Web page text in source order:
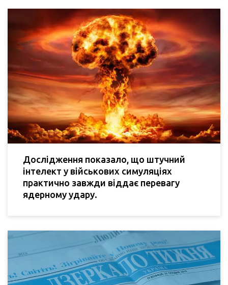
Дослідження показало, що штучний
інтелект у військових симуляціях
практично завжди віддає перевагу
ядерному удару.